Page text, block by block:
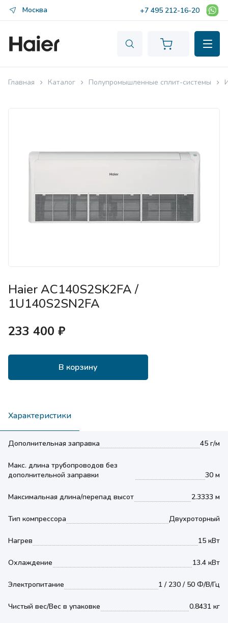
Москва +7 495 212-16-20
Главная Каталог Полупромышленные сплит-системы
Haier AC140S2SK2FA /
1U140S2SN2FA
233 400 ₽
В корзину
Характеристики
Дополнительная заправка 45 г/м
Макс. длина трубопроводов без
дополнительной заправки
30 м
Максимальная длина/перепад высот 2.3333 м
Тип компрессора Двухроторный
Нагрев 15 кВт
Охлаждение 13.4 кВт
Электропитание 1 / 230 / 50 Ф/В/Гц
Чистый вес/Вес в упаковке 0.8431 кг